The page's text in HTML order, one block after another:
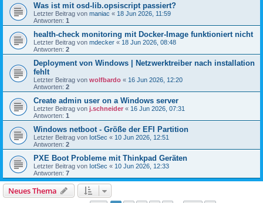
Was ist mit osd-lib.opsiscript passiert?
Letzter Beitrag von maniac « 18 Jun 2026, 11:59
Antworten: 1
health-check monitoring mit Docker-Image funktioniert nicht
Letzter Beitrag von mdecker « 18 Jun 2026, 08:48
Antworten: 2
Deployment von Windows | Netzwerktreiber nach installation
fehlt
Letzter Beitrag von wolfbardo « 16 Jun 2026, 12:20
Antworten: 2
Create admin user on a Windows server
Letzter Beitrag von j.schneider « 16 Jun 2026, 07:31
Antworten: 1
Windows netboot - Größe der EFI Partition
Letzter Beitrag von IotSec « 10 Jun 2026, 12:51
Antworten: 2
PXE Boot Probleme mit Thinkpad Geräten
Letzter Beitrag von IotSec « 10 Jun 2026, 12:33
Antworten: 7
Neues Thema